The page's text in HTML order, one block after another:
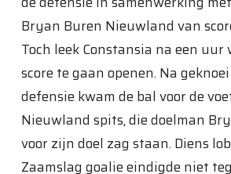
Bryan Buren Nieuwland van
Toch leek Constansia na een uur
score te gaan openen. Na
defensie kwam de bal voor de
Nieuwland spits, die doelman
voor zijn doel zag staan. Diens
Zaamslag goalie eindigde niet